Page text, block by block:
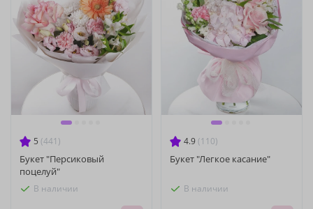
5 (441)
Букет "Персиковый
поцелуй"
В наличии
4.9 (110)
Букет "Легкое касание"
В наличии